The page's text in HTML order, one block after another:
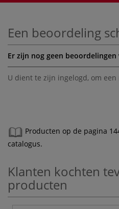
Een beoordeling
Er zijn nog geen
U dient te zijn ingelogd, om
Producten op de pagina
catalogus.
Klanten kochten
producten